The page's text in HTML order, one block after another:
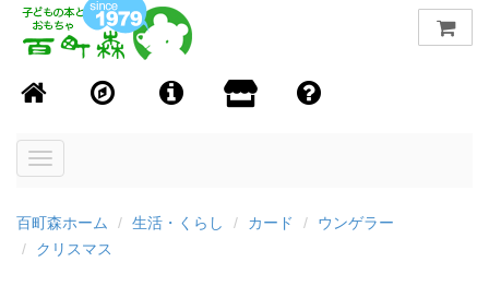
Toggle
百町森ホーム 生活・くらし カード
ウンゲラー
クリスマス